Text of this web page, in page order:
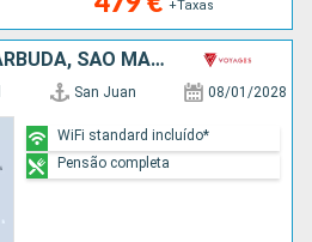
+Taxas
ARUBA, ANTÍGUA E BARBUDA, SÃO MARTINHO, PORTO RICO
San Juan 08/01/2028
WiFi standard incluído*
Pensão completa